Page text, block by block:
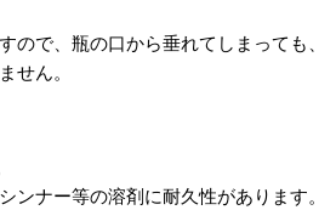
ので、瓶の口から垂れてしまっても、
せん。
ンナー等の溶剤に耐久性があります。